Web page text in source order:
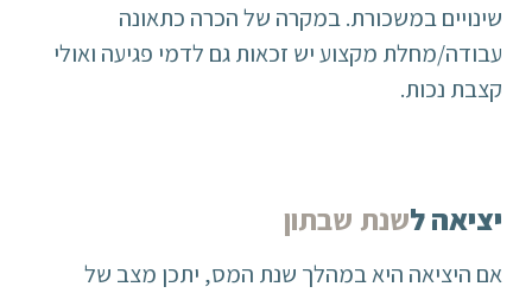
שינויים במשכורת. במקרה של הכרה כתאונה
עבודה/מחלת מקצוע יש זכאות גם לדמי פגיעה ואולי
קצבת נכות.
יציאה לשנת שבתון
אם היציאה היא במהלך שנת המס, יתכן מצב של